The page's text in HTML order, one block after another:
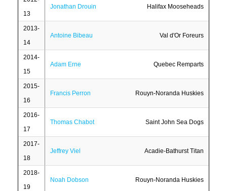
13
Jonathan Drouin Halifax Mooseheads
2013-
14
Antoine Bibeau Val d'Or Foreurs
2014-
15
Adam Erne Quebec Remparts
2015-
16
Francis Perron Rouyn-Noranda Huskies
2016-
17
Thomas Chabot Saint John Sea Dogs
2017-
18
Jeffrey Viel Acadie-Bathurst Titan
2018-
19
Noah Dobson Rouyn-Noranda Huskies